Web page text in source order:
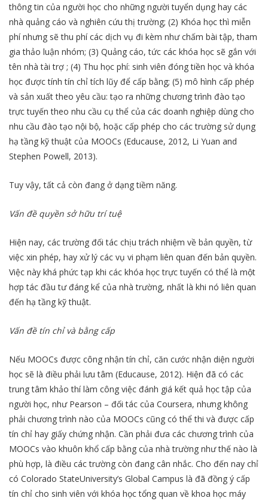
thông tin của người học cho những người tuyển dụng hay các
nhà quảng cáo và nghiên cứu thị trường; (2) Khóa học thì miễn
phí nhưng sẽ thu phí các dịch vụ đi kèm như chấm bài tập, tham
gia thảo luận nhóm; (3) Quảng cáo, tức các khóa học sẽ gắn với
tên nhà tài trợ ; (4) Thu học phí: sinh viên đóng tiền học và khóa
học được tính tín chỉ tích lũy để cấp bằng; (5) mô hình cấp phép
và sản xuất theo yêu cầu: tạo ra những chương trình đào tạo
trực tuyến theo nhu cầu cụ thể của các doanh nghiệp dùng cho
nhu cầu đào tạo nội bộ, hoặc cấp phép cho các trường sử dụng
hạ tầng kỹ thuật của MOOCs (Educause, 2012, Li Yuan and
Stephen Powell, 2013).
Tuy vậy, tất cả còn đang ở dạng tiềm năng.
Vấn đề quyền sở hữu trí tuệ
Hiện nay, các trường đối tác chịu trách nhiệm về bản quyền, từ
việc xin phép, hay xử lý các vụ vi phạm liên quan đến bản quyền.
Việc này khá phức tạp khi các khóa học trực tuyến có thể là một
hợp tác đầu tư đáng kể của nhà trường, nhất là khi nó liên quan
đến hạ tầng kỹ thuật.
Vấn đề tín chỉ và bằng cấp
Nếu MOOCs được công nhận tín chỉ, căn cước nhận diện người
học sẽ là điều phải lưu tâm (Educause, 2012). Hiện đã có các
trung tâm khảo thí làm công việc đánh giá kết quả học tập của
người học, như Pearson – đối tác của Coursera, nhưng không
phải chương trình nào của MOOCs cũng có thể thi và được cấp
tín chỉ hay giấy chứng nhận. Cần phải đưa các chương trình của
MOOCs vào khuôn khổ cấp bằng của nhà trường như thế nào là
phù hợp, là điều các trường còn đang cân nhắc. Cho đến nay chỉ
có Colorado StateUniversity’s Global Campus là đã đồng ý cấp
tín chỉ cho sinh viên với khóa học tổng quan về khoa học máy